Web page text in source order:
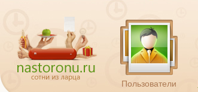
Пользователи